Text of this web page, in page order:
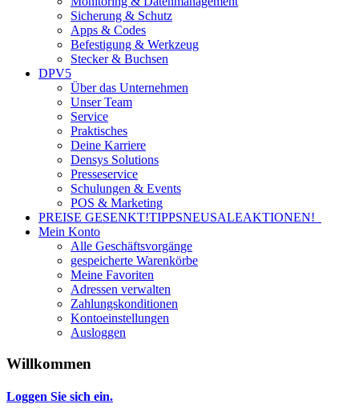
Sicherung & Schutz
Apps & Codes
Befestigung & Werkzeug
Stecker & Buchsen
DPV5
Über das Unternehmen
Unser Team
Service
Praktisches
Deine Karriere
Densys Solutions
Presseservice
Schulungen & Events
POS & Marketing
PREISE GESENKT!TIPPSNEUSALEAKTIONEN!
Mein Konto
Alle Geschäftsvorgänge
gespeicherte Warenkörbe
Meine Favoriten
Adressen verwalten
Zahlungskonditionen
Kontoeinstellungen
Ausloggen
Willkommen
Loggen Sie sich ein.